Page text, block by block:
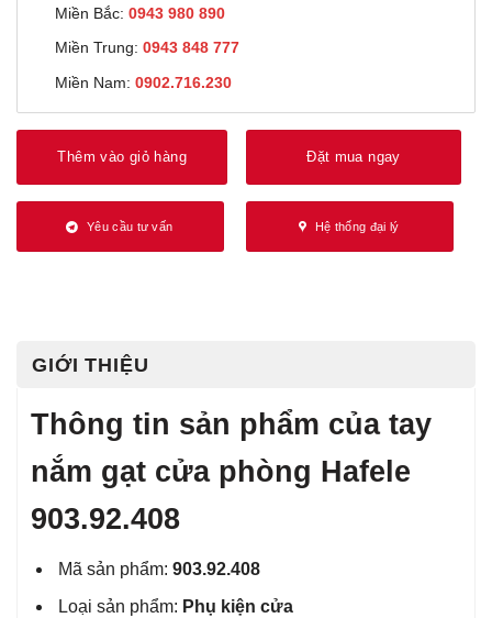
Miền Bắc: 0943 980 890
Miền Trung: 0943 848 777
Miền Nam: 0902.716.230
Thêm vào giỏ hàng Đặt mua ngay
Yêu cầu tư vấn Hệ thống đại lý
GIỚI THIỆU
Thông tin sản phẩm của tay
nắm gạt cửa phòng Hafele
903.92.408
Mã sản phẩm: 903.92.408
Loại sản phẩm: Phụ kiện cửa